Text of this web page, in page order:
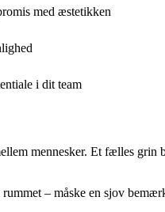
med æstetikken
i dit team
mennesker. Et fælles
– måske en sjov